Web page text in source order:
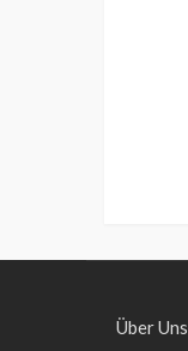
Über Uns